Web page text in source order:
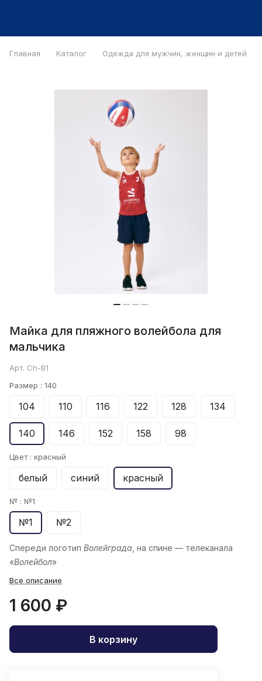
Главная Каталог Одежда для мужчин, женщин и детей
Майка для пляжного волейбола для
мальчика
Арт. Ch-B1
Размер : 140
104 110 116 122 128 134
140 146 152 158 98
Цвет : красный
белый синий красный
№ : №1
№1 №2
Спереди логотип Волейграда, на спине — телеканала
«Волейбол»
Все описание
1 600 ₽
В корзину